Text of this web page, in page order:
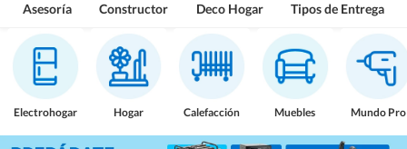
Asesoría Constructor Deco Hogar Tipos de Entrega
Electrohogar Hogar Calefacción Muebles Mundo Pro